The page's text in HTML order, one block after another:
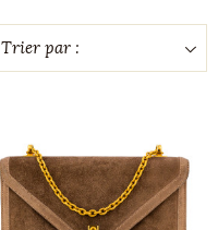
Trier par :